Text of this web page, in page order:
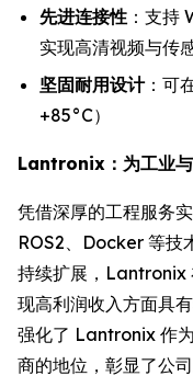
先进连接性 ：支持
实现高清视频与传
坚固耐用设计：可
+85°C）
Lantronix：为工业与
凭借深厚的工程服务
ROS2、Docker 等技
持续扩展，Lantronix
现高利润收入方面具
强化了 Lantronix 作
商的地位，彰显了公